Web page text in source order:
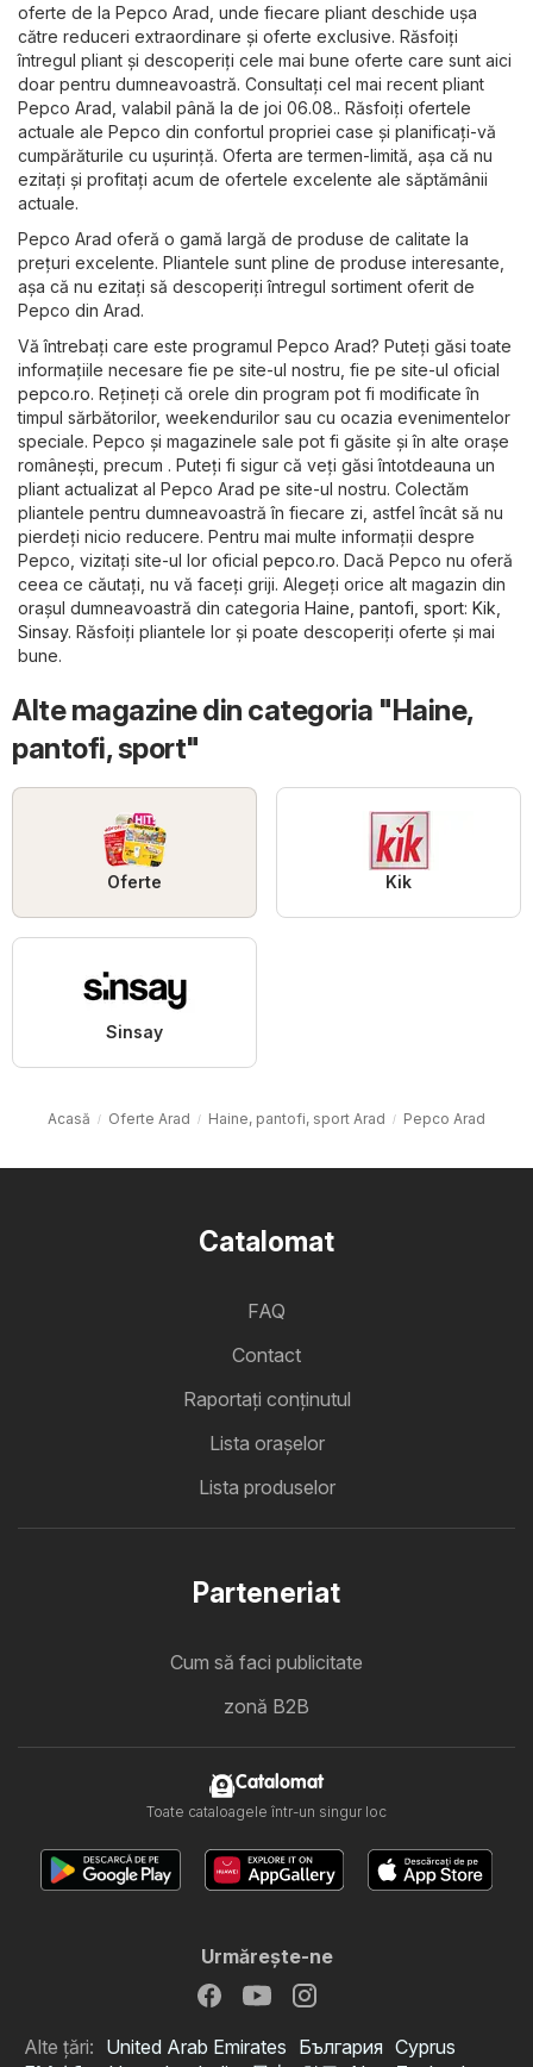
oferte de la Pepco Arad, unde fiecare pliant deschide ușa
către reduceri extraordinare și oferte exclusive. Răsfoiți
întregul pliant și descoperiți cele mai bune oferte care sunt aici
doar pentru dumneavoastră. Consultați cel mai recent pliant
Pepco Arad, valabil până la de joi 06.08.. Răsfoiți ofertele
actuale ale Pepco din confortul propriei case și planificați-vă
cumpărăturile cu ușurință. Oferta are termen-limită, așa că nu
ezitați și profitați acum de ofertele excelente ale săptămânii
actuale.
Pepco Arad oferă o gamă largă de produse de calitate la
prețuri excelente. Pliantele sunt pline de produse interesante,
așa că nu ezitați să descoperiți întregul sortiment oferit de
Pepco din Arad.
Vă întrebați care este programul Pepco Arad? Puteți găsi toate
informațiile necesare fie pe site-ul nostru, fie pe site-ul oficial
pepco.ro. Rețineți că orele din program pot fi modificate în
timpul sărbătorilor, weekendurilor sau cu ocazia evenimentelor
speciale. Pepco și magazinele sale pot fi găsite și în alte orașe
românești, precum . Puteți fi sigur că veți găsi întotdeauna un
pliant actualizat al Pepco Arad pe site-ul nostru. Colectăm
pliantele pentru dumneavoastră în fiecare zi, astfel încât să nu
pierdeți nicio reducere. Pentru mai multe informații despre
Pepco, vizitați site-ul lor oficial pepco.ro. Dacă Pepco nu oferă
ceea ce căutați, nu vă faceți griji. Alegeți orice alt magazin din
orașul dumneavoastră din categoria Haine, pantofi, sport: Kik
Sinsay. Răsfoiți pliantele lor și poate descoperiți oferte și mai
bune.
Alte magazine din categoria "Haine,
pantofi, sport"
Oferte Kik
Sinsay
Acasă Oferte Arad Haine, pantofi, sport Arad Pepco Arad
Catalomat
FAQ
Contact
Raportați conținutul
Lista oraşelor
Lista produselor
Parteneriat
Cum să faci publicitate
zonă B2B
Catalomat
Toate cataloagele într-un singur loc
Urmăreşte-ne
Alte țări: United Arab Emirates България Cyprus